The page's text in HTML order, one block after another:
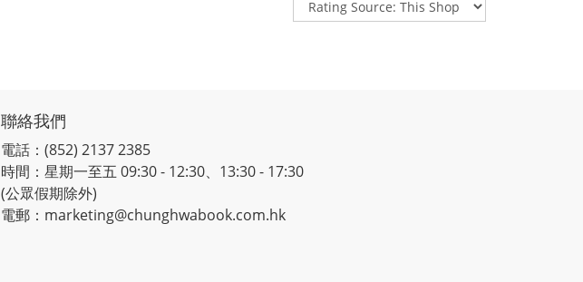
聯絡我們
電話：(852) 2137 2385
時間：星期一至五 09:30 - 12:30、13:30 - 17:30
(公眾假期除外)
電郵：marketing@chunghwabook.com.hk